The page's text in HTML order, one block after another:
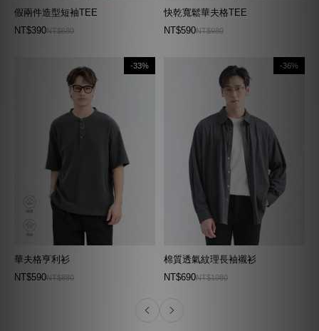
假兩件造型短袖TEE
NT$390NT$680
快乾寬鬆華夫格TEE
NT$590NT$980
-33%
華夫格亨利衫
NT$590NT$880
-36%
棉質透氣紋理長袖襯衫
NT$690NT$1080